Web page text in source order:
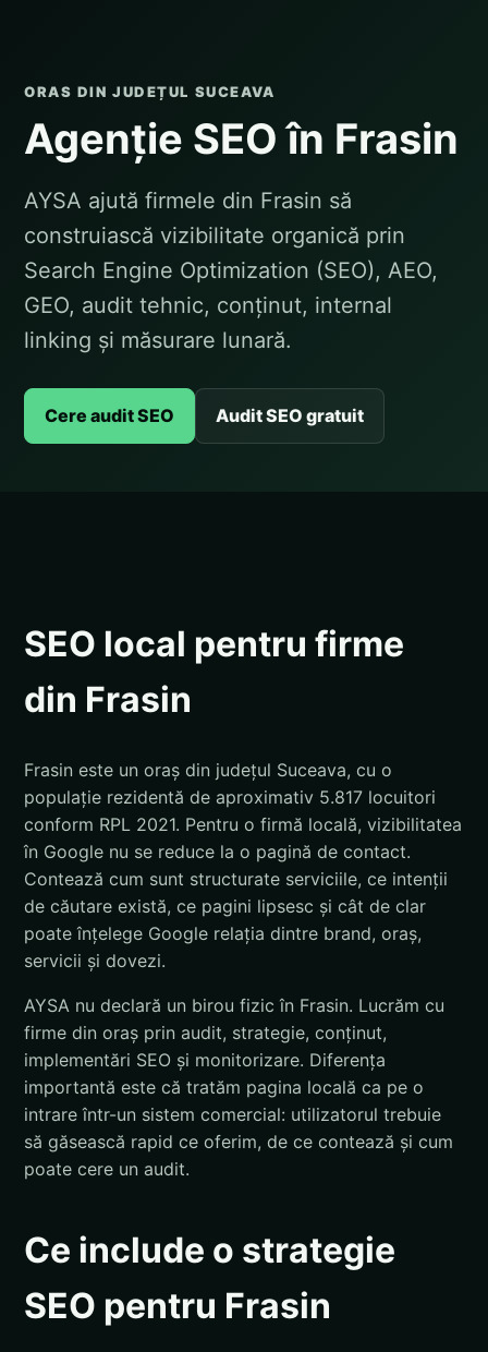
ORAS DIN JUDEȚUL SUCEAVA
Agenție SEO în Frasin
AYSA ajută firmele din Frasin să
construiască vizibilitate organică prin
Search Engine Optimization (SEO), AEO,
GEO, audit tehnic, conținut, internal
linking și măsurare lunară.
Cere audit SEO Audit SEO gratuit
SEO local pentru firme
din Frasin
Frasin este un oraș din județul Suceava, cu o
populație rezidentă de aproximativ 5.817 locuitori
conform RPL 2021. Pentru o firmă locală, vizibilitatea
în Google nu se reduce la o pagină de contact.
Contează cum sunt structurate serviciile, ce intenții
de căutare există, ce pagini lipsesc și cât de clar
poate înțelege Google relația dintre brand, oraș,
servicii și dovezi.
AYSA nu declară un birou fizic în Frasin. Lucrăm cu
firme din oraș prin audit, strategie, conținut,
implementări SEO și monitorizare. Diferența
importantă este că tratăm pagina locală ca pe o
intrare într-un sistem comercial: utilizatorul trebuie
să găsească rapid ce oferim, de ce contează și cum
poate cere un audit.
Ce include o strategie
SEO pentru Frasin